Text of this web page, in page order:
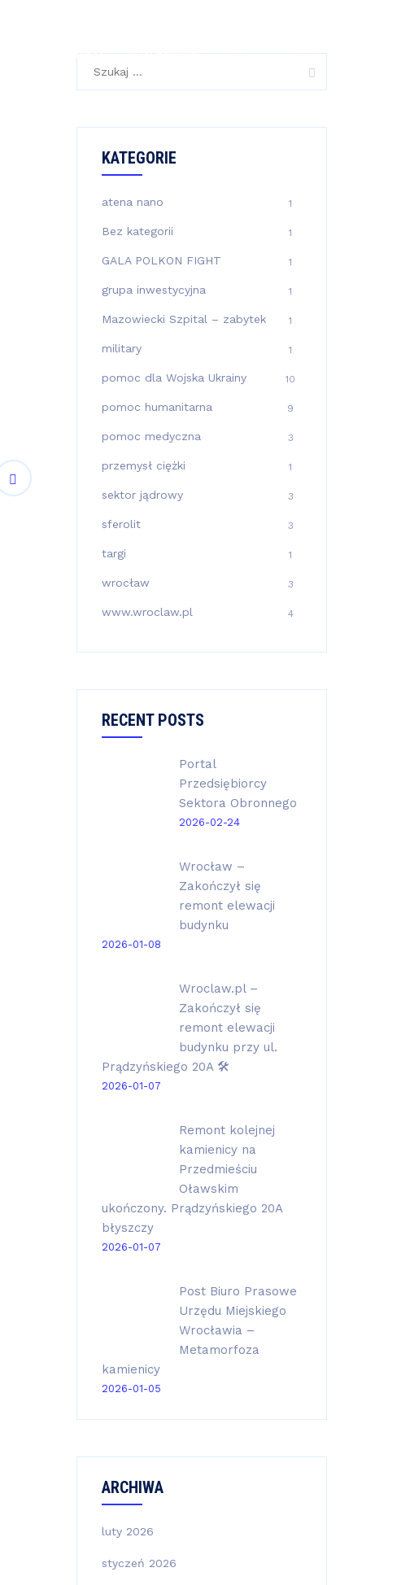
PRODUKTY O TECHNOLOGII
Szukaj:
KATEGORIE
atena nano 1
Bez kategorii 1
GALA POLKON FIGHT 1
grupa inwestycyjna 1
Mazowiecki Szpital – zabytek 1
military 1
pomoc dla Wojska Ukrainy 10
pomoc humanitarna 9
pomoc medyczna 3
przemysł ciężki 1
sektor jądrowy 3
sferolit 3
targi 1
wrocław 3
www.wroclaw.pl 4
RECENT POSTS
Portal
Przedsiębiorcy
Sektora Obronnego
2026-02-24
Wrocław –
Zakończył się
remont elewacji
budynku
2026-01-08
Wroclaw.pl –
Zakończył się
remont elewacji
budynku przy ul.
Prądzyńskiego 20A 🛠️
2026-01-07
Remont kolejnej
kamienicy na
Przedmieściu
Oławskim
ukończony. Prądzyńskiego 20A
błyszczy
2026-01-07
Post Biuro Prasowe
Urzędu Miejskiego
Wrocławia –
Metamorfoza
kamienicy
2026-01-05
ARCHIWA
luty 2026
styczeń 2026